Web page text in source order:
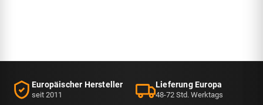
Europäischer Hersteller
seit 2011
Lieferung Europa
48-72 Std. Werktags